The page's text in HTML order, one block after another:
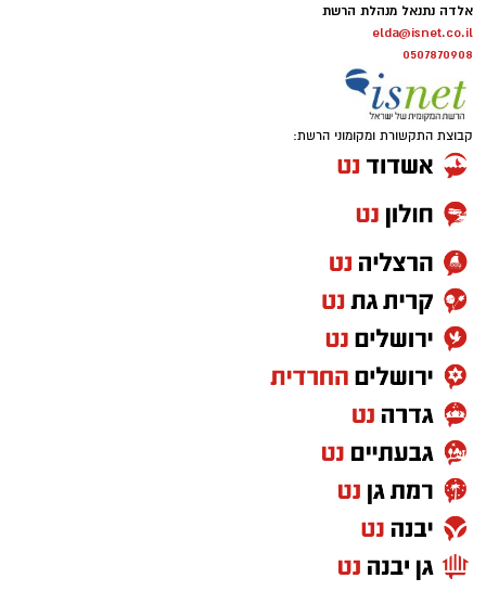
אלדה נתנאל מנהלת הרשת
elda@isnet.co.il
0507870908
קבוצת התקשורת ומקומוני הרשת: